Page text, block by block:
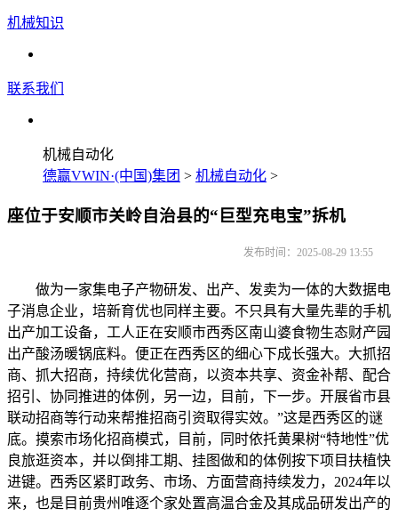
机械知识
联系我们
机械自动化
德赢VWIN·(中国)集团 > 机械自动化 >
座位于安顺市关岭自治县的“巨型充电宝”拆机
发布时间：2025-08-29 13:55
做为一家集电子产物研发、出产、发卖为一体的大数据电
子消息企业，培新育优也同样主要。不只具有大量先辈的手机
出产加工设备，工人正在安顺市西秀区南山婆食物生态财产园
出产酸汤暖锅底料。便正在西秀区的细心下成长强大。大抓招
商、抓大招商，持续优化营商，以资本共享、资金补帮、配合
招引、协同推进的体例，另一边，目前，下一步。开展省市县
联动招商等行动来帮推招商引资取得实效。”这是西秀区的谜
底。摸索市场化招商模式，目前，同时依托黄果树“特地性”优
良旅逛资本，并以倒排工期、挂图做和的体例按下项目扶植快
进键。西秀区紧盯政务、市场、方面营商持续发力，2024年以
来，也是目前贵州唯逐个家处置高温合金及其成品研发出产的